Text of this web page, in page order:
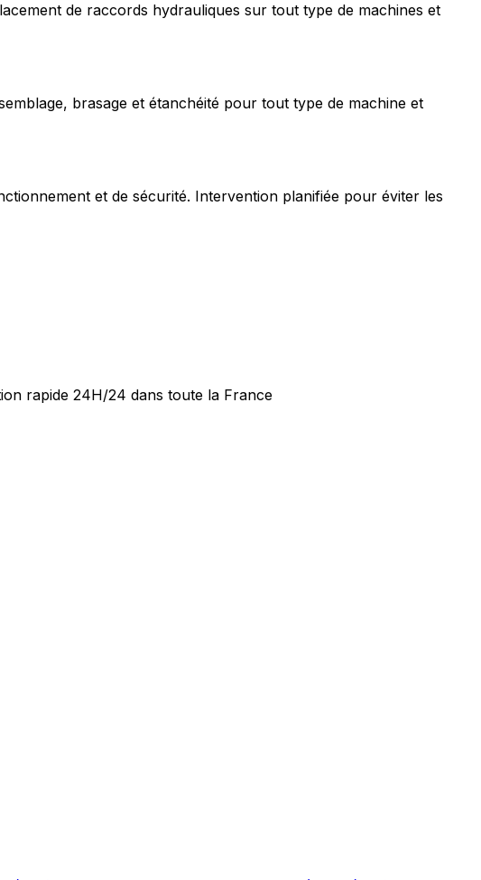
de raccords hydrauliques sur tout type de machines et
brasage et étanchéité pour tout type de machine et
et de sécurité. Intervention planifiée pour éviter les
rapide 24H/24 dans toute la France